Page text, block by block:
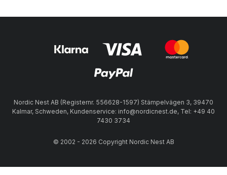
Nordic Nest AB (Registernr. 556628-1597) Stämpelvägen 3, 39470
Kalmar, Schweden, Kundenservice: info@nordicnest.de, Tel: +49 40
7430 3734
© 2002 - 2026 Copyright Nordic Nest AB